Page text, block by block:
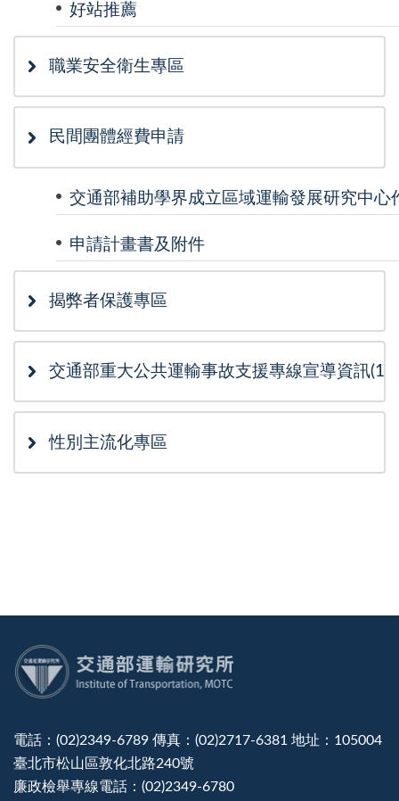
好站推薦
職業安全衛生專區
民間團體經費申請
交通部補助學界成立區域運輸發展研究中心
申請計畫書及附件
揭弊者保護專區
交通部重大公共運輸事故支援專線宣導資訊
性別主流化專區
電話：(02)2349-6789 傳真：(02)2717-6381 地址：105004
臺北市松山區敦化北路240號
廉政檢舉專線電話：(02)2349-6780